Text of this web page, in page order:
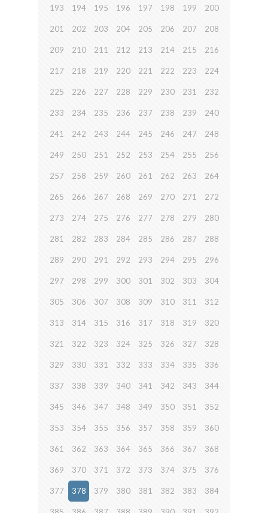
193 194 195 196 197 198 199 200
201 202 203 204 205 206 207 208
209 210 211 212 213 214 215 216
217 218 219 220 221 222 223 224
225 226 227 228 229 230 231 232
233 234 235 236 237 238 239 240
241 242 243 244 245 246 247 248
249 250 251 252 253 254 255 256
257 258 259 260 261 262 263 264
265 266 267 268 269 270 271 272
273 274 275 276 277 278 279 280
281 282 283 284 285 286 287 288
289 290 291 292 293 294 295 296
297 298 299 300 301 302 303 304
305 306 307 308 309 310 311 312
313 314 315 316 317 318 319 320
321 322 323 324 325 326 327 328
329 330 331 332 333 334 335 336
337 338 339 340 341 342 343 344
345 346 347 348 349 350 351 352
353 354 355 356 357 358 359 360
361 362 363 364 365 366 367 368
369 370 371 372 373 374 375 376
377 378 379 380 381 382 383 384